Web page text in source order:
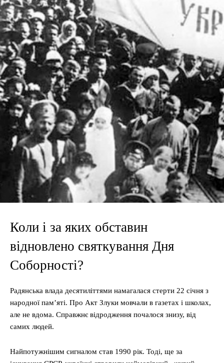
Коли і за яких обставин
відновлено святкування Дня
Соборності?
Радянська влада десятиліттями намагалася стерти 22 січня з
народної пам’яті. Про Акт Злуки мовчали в газетах і школах,
але не вдома. Справжнє відродження почалося знизу, від
самих людей.
Найпотужнішим сигналом став 1990 рік. Тоді, ще за